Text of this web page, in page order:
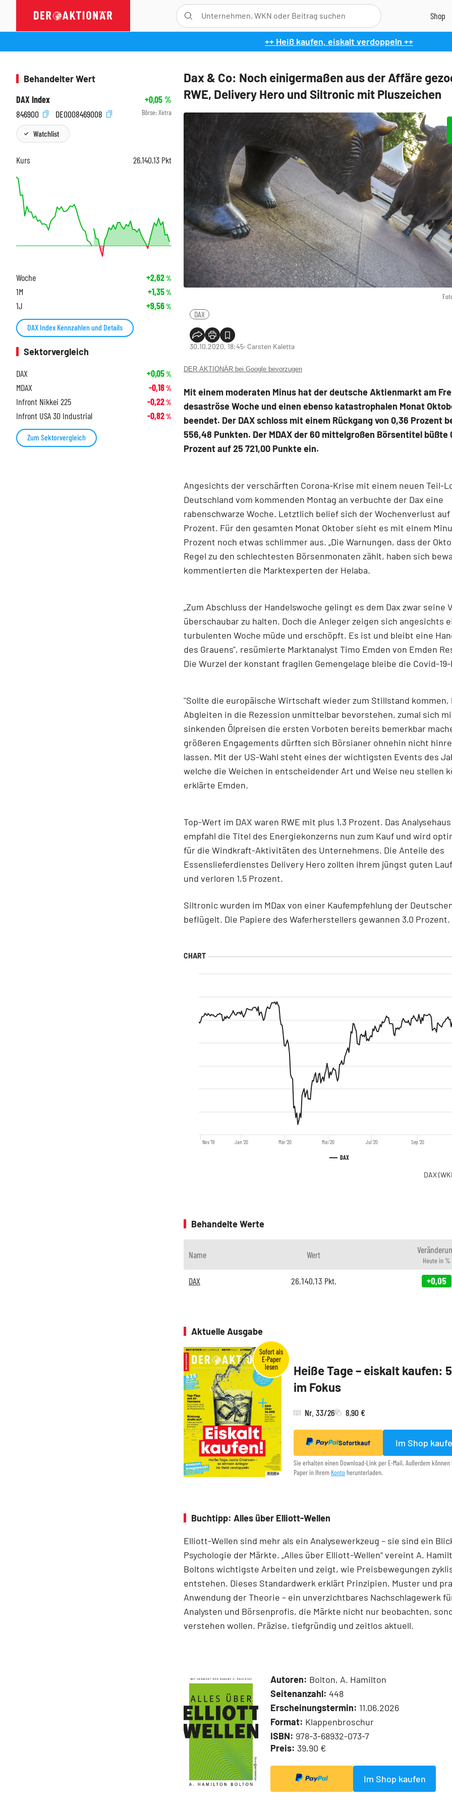
++ Heiß kaufen, eiskalt verdoppeln ++
Dax & Co: Noch einigermaßen aus der Affäre
RWE, Delivery Hero und Siltronic mit Pluszeichen
DAX
30.10.2020, 18:45‧ Carsten Kaletta
DER AKTIONÄR bei Google bevorzugen
Mit einem moderaten Minus hat der deutsche Aktienmarkt am
desaströse Woche und einen ebenso katastrophalen Monat
beendet. Der DAX schloss mit einem Rückgang von 0,36 Prozent
556,48 Punkten. Der MDAX der 60 mittelgroßen Börsentitel büßte
Prozent auf 25 721,00 Punkte ein.
Angesichts der verschärften Corona-Krise mit einem neuen Teil-
Deutschland vom kommenden Montag an verbuchte der Dax eine
rabenschwarze Woche. Letztlich belief sich der Wochenverlust auf
Prozent. Für den gesamten Monat Oktober sieht es mit einem
Prozent noch etwas schlimmer aus. „Die Warnungen, dass der
Regel zu den schlechtesten Börsenmonaten zählt, haben sich
kommentierten die Marktexperten der Helaba.
„Zum Abschluss der Handelswoche gelingt es dem Dax zwar seine
überschaubar zu halten. Doch die Anleger zeigen sich angesichts
turbulenten Woche müde und erschöpft. Es ist und bleibt eine
des Grauens", resümierte Marktanalyst Timo Emden von Emden
Die Wurzel der konstant fragilen Gemengelage bleibe die Covid-
"Sollte die europäische Wirtschaft wieder zum Stillstand kommen,
Abgleiten in die Rezession unmittelbar bevorstehen, zumal sich
sinkenden Ölpreisen die ersten Vorboten bereits bemerkbar
größeren Engagements dürften sich Börsianer ohnehin nicht
lassen. Mit der US-Wahl steht eines der wichtigsten Events des
welche die Weichen in entscheidender Art und Weise neu stellen
erklärte Emden.
Top-Wert im DAX waren RWE mit plus 1,3 Prozent. Das
empfahl die Titel des Energiekonzerns nun zum Kauf und wird
für die Windkraft-Aktivitäten des Unternehmens. Die Anteile des
Essenslieferdienstes Delivery Hero zollten ihrem jüngst guten
und verloren 1,5 Prozent.
Siltronic wurden im MDax von einer Kaufempfehlung der
beflügelt. Die Papiere des Waferherstellers gewannen 3,0 Prozent.
DAX
Nov '19 Jan '20 Mär '20 Mai '20 Jul '20 Sep '20
DAX
Behandelte Werte
Name Wert
Heute in %
DAX 26.140,13 Pkt. +0,05
Aktuelle Ausgabe
Heiße Tage – eiskalt kaufen:
im Fokus
Nr. 33/26 8,90 €
Sofortkauf Im Shop
Sie erhalten einen Download-Link per E-Mail. Außerdem
Paper in Ihrem Konto herunterladen.
Buchtipp: Alles über Elliott-Wellen
Elliott-Wellen sind mehr als ein Analysewerkzeug – sie sind ein
Psychologie der Märkte. „Alles über Elliott-Wellen“ vereint A.
Boltons wichtigste Arbeiten und zeigt, wie Preisbewegungen
entstehen. Dieses Standardwerk erklärt Prinzipien, Muster und
Anwendung der Theorie – ein unverzichtbares Nachschlagewerk
Analysten und Börsenprofis, die Märkte nicht nur beobachten,
verstehen wollen. Präzise, tiefgründig und zeitlos aktuell.
Autoren: Bolton, A. Hamilton
Seitenanzahl: 448
Erscheinungstermin: 11.06.2026
Format: Klappenbroschur
ISBN: 978-3-68932-073-7
Preis: 39,90 €
Im Shop kaufen
Behandelter Wert
DAX Index
+0,05%
846900
DE0008469008 Börse: Xetra
Watchlist
Kurs 26.140,13 Pkt
Woche +2,62%
1M +1,35%
1J +9,56%
DAX Index Kennzahlen und Details
Sektorvergleich
DAX
+0,05%
MDAX -0,18%
Infront Nikkei 225 -0,22%
Infront USA 30 Industrial -0,82%
Zum Sektorvergleich